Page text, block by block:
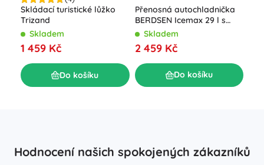
Skládací turistické lůžko
Trizand
Skladem
1 459 Kč
Do košíku
Přenosná autochladnička
BERDSEN Icemax 29 l s
ECO režimem – modrá
Skladem
2 459 Kč
Do košíku
Hodnocení našich spokojených zákazníků